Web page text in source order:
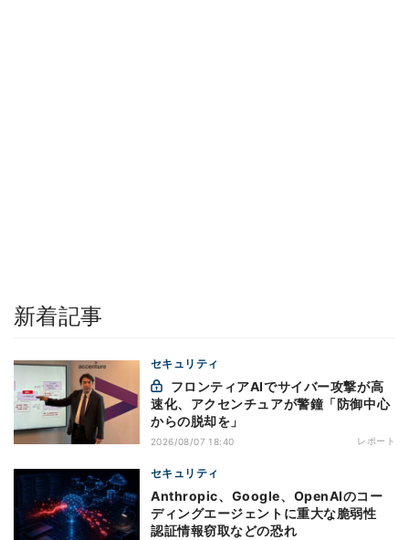
新着記事
セキュリティ
速化、アクセンチュアが警鐘「防御中心
からの脱却を」
2026/08/07 18:40 レポート
セキュリティ
Anthropic、Google、OpenAIのコー
ディングエージェントに重大な脆弱性
認証情報窃取などの恐れ